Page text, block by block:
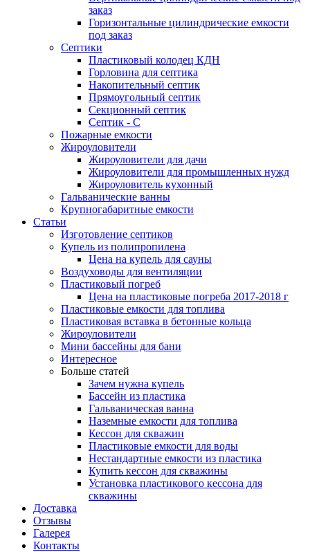
заказ
Горизонтальные цилиндрические емкости
под заказ
Септики
Пластиковый колодец КДН
Горловина для септика
Накопительный септик
Прямоугольный септик
Секционный септик
Септик - С
Пожарные емкости
Жироуловители
Жироуловители для дачи
Жироуловители для промышленных нужд
Жироуловитель кухонный
Гальванические ванны
Крупногабаритные емкости
Статьи
Изготовление септиков
Купель из полипропилена
Цена на купель для сауны
Воздуховоды для вентиляции
Пластиковый погреб
Цена на пластиковые погреба 2017-2018 г
Пластиковые емкости для топлива
Пластиковая вставка в бетонные кольца
Жироуловители
Мини бассейны для бани
Интересное
Больше статей
Зачем нужна купель
Бассейн из пластика
Гальваническая ванна
Наземные емкости для топлива
Кессон для скважин
Пластиковые емкости для воды
Нестандартные емкости из пластика
Купить кессон для скважины
Установка пластикового кессона для
скважины
Доставка
Отзывы
Галерея
Контакты